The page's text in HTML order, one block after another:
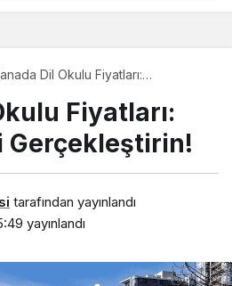
Dil Okulu Fiyatları:
Fiyatları:
Gerçekleştirin!
tarafından yayınlandı
yayınlandı